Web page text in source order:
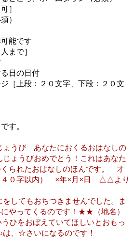
］
）
能です
まで］
日の日付
［上段：２０文字、下段：２０文
す。
ょうび あなたにおくるおはなしの
うびおめでとう！これはあなた
られたおはなしのほんです。 オ
４０字以内） ×年×月×日 △△より
してもおちつきませんでした。ま
やってくるのです！★★（地名）
ひをおぼえていてほしいとおもっ
、☆さいになるのです！